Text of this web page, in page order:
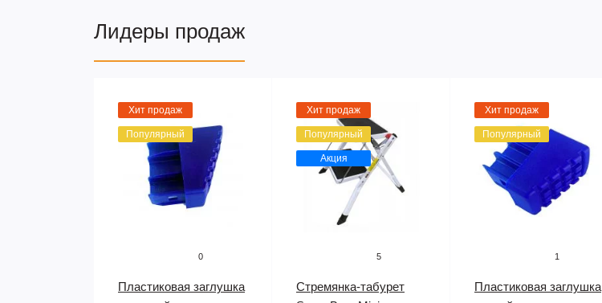
Лидеры продаж
Хит продаж
Популярный
0
Пластиковая заглушка
Хит продаж
Популярный
Акция
5
Стремянка-табурет
Хит продаж
Популярный
1
Пластиковая заглушка